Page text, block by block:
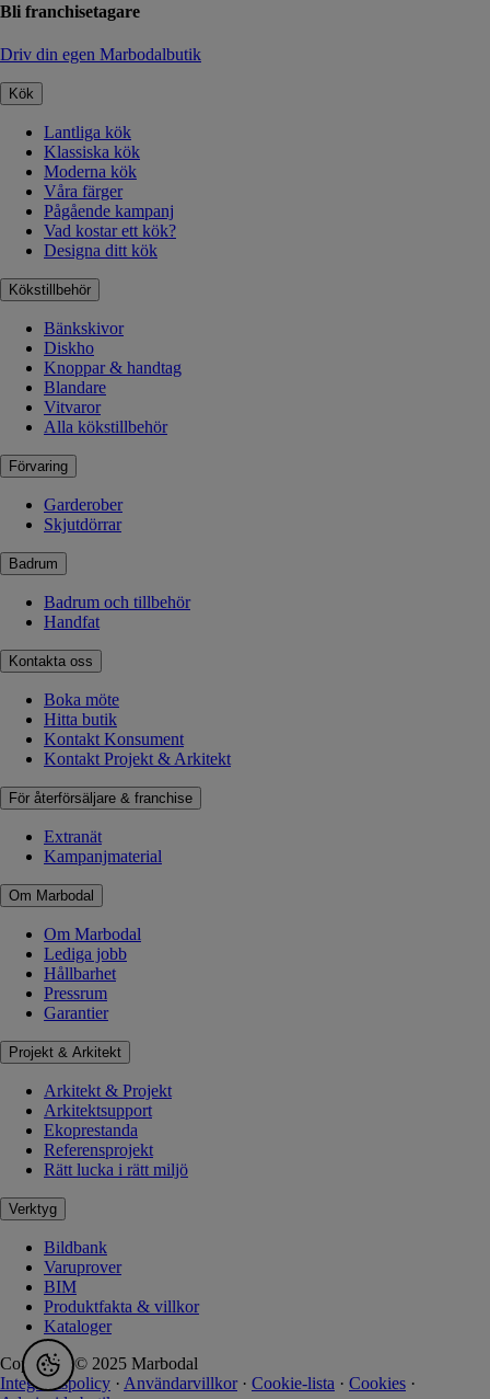
Bli franchisetagare
Driv din egen Marbodalbutik
Kök
Lantliga kök
Klassiska kök
Moderna kök
Våra färger
Pågående kampanj
Vad kostar ett kök?
Designa ditt kök
Kökstillbehör
Bänkskivor
Diskho
Knoppar & handtag
Blandare
Vitvaror
Alla kökstillbehör
Förvaring
Garderober
Skjutdörrar
Badrum
Badrum och tillbehör
Handfat
Kontakta oss
Boka möte
Hitta butik
Kontakt Konsument
Kontakt Projekt & Arkitekt
För återförsäljare & franchise
Extranät
Kampanjmaterial
Om Marbodal
Om Marbodal
Lediga jobb
Hållbarhet
Pressrum
Garantier
Projekt & Arkitekt
Arkitekt & Projekt
Arkitektsupport
Ekoprestanda
Referensprojekt
Rätt lucka i rätt miljö
Verktyg
Bildbank
Varuprover
BIM
Produktfakta & villkor
Kataloger
Copyright © 2025 Marbodal
Integritetspolicy · Användarvillkor · Cookie-lista · Cookies ·